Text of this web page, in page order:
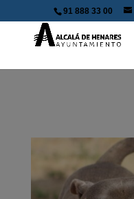
91 888 33 00